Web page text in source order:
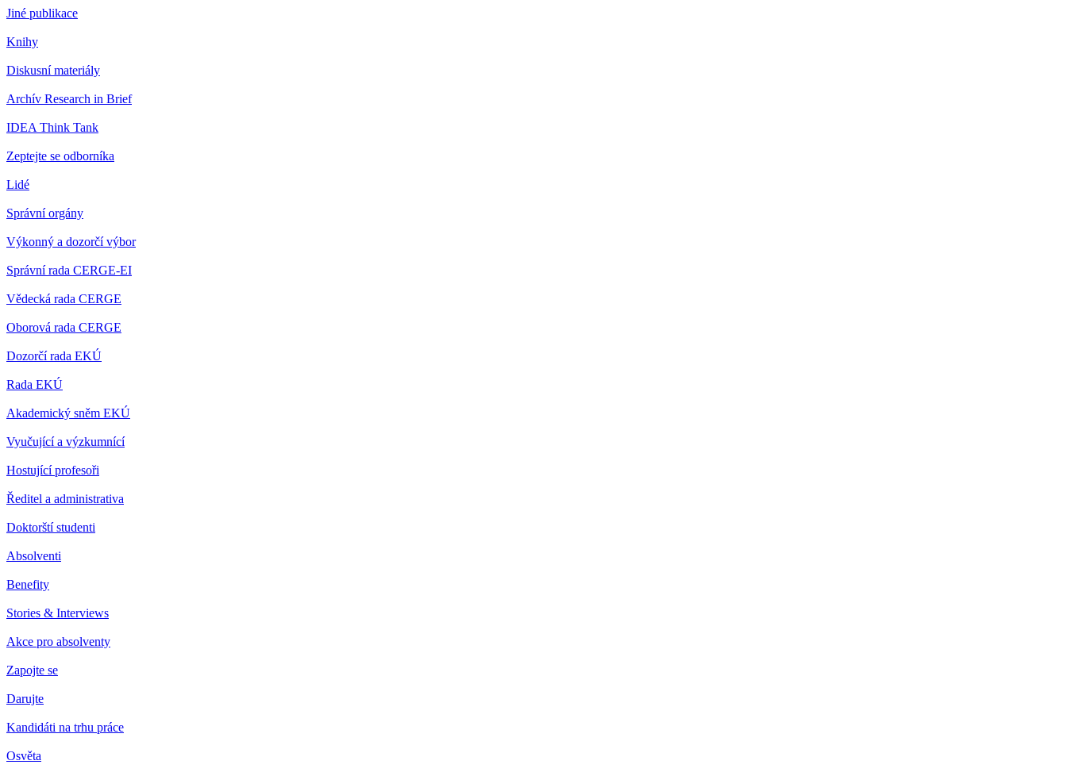
Jiné publikace
Knihy
Diskusní materiály
Archív Research in Brief
IDEA Think Tank
Zeptejte se odborníka
Lidé
Správní orgány
Výkonný a dozorčí výbor
Správní rada CERGE-EI
Vědecká rada CERGE
Oborová rada CERGE
Dozorčí rada EKÚ
Rada EKÚ
Akademický sněm EKÚ
Vyučující a výzkumnící
Hostující profesoři
Ředitel a administrativa
Doktorští studenti
Absolventi
Benefity
Stories & Interviews
Akce pro absolventy
Zapojte se
Darujte
Kandidáti na trhu práce
Osvěta